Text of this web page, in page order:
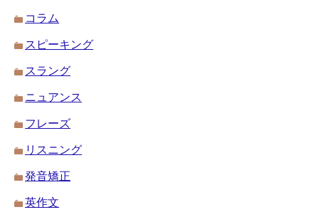
コラム
スピーキング
スラング
ニュアンス
フレーズ
リスニング
発音矯正
英作文